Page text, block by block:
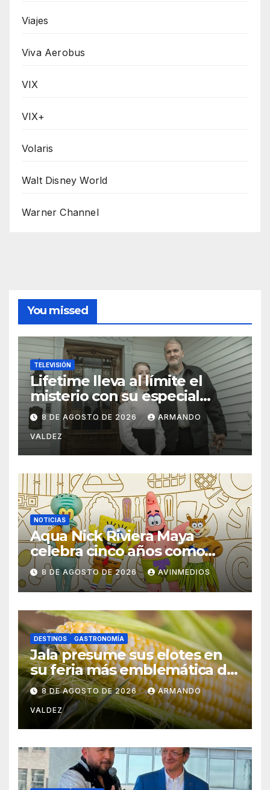
Viajes
Viva Aerobus
VIX
VIX+
Volaris
Walt Disney World
Warner Channel
You missed
TELEVISIÓN
Lifetime lleva al límite el
misterio con su especial
“Rostros del Engaño”
8 DE AGOSTO DE 2026 ARMANDO
VALDEZ
NOTICIAS
Aqua Nick Riviera Maya
celebra cinco años como
referente del
entretenimiento familiar en
México
8 DE AGOSTO DE 2026 AVINMEDIOS
DESTINOS GASTRONOMÍA
Jala presume sus elotes en
su feria más emblemática de
Nayarit
8 DE AGOSTO DE 2026 ARMANDO
VALDEZ